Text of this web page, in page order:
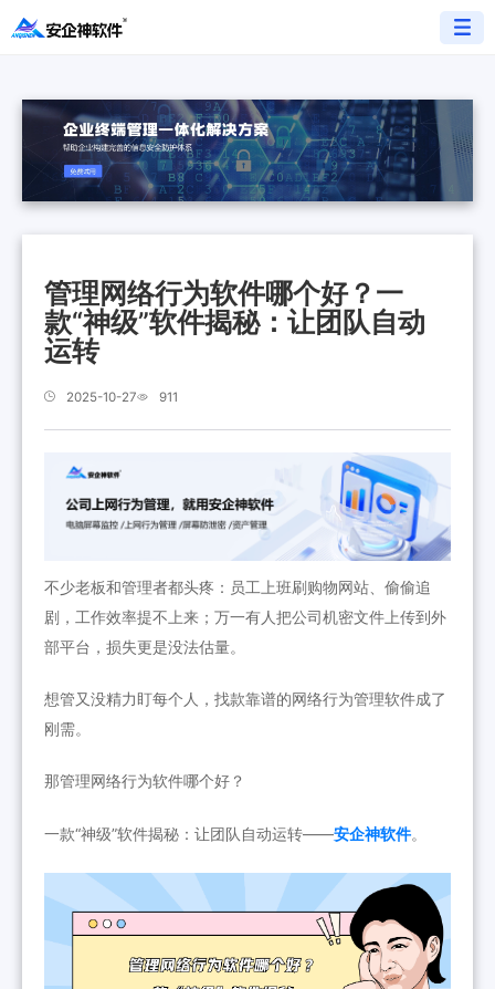
管理网络行为软件哪个好？一
款“神级”软件揭秘：让团队自动
运转
2025-10-27 911
不少老板和管理者都头疼：员工上班刷购物网站、偷偷追
剧，工作效率提不上来；万一有人把公司机密文件上传到外
部平台，损失更是没法估量。
想管又没精力盯每个人，找款靠谱的网络行为管理软件成了
刚需。
那管理网络行为软件哪个好？
一款“神级”软件揭秘：让团队自动运转——安企神软件。